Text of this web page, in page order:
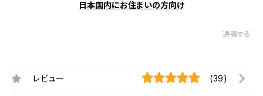
日本国内にお住まいの方向け
通報する
レビュー (39)